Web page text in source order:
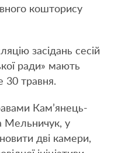
кошторису
засідань сесій
ради» мають
30 травня.
Кам’янець-
Мельничук, у
дві камери,